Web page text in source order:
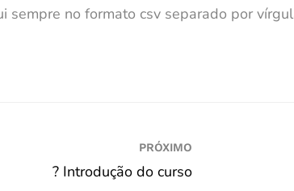
sempre no formato csv separado por
PRÓXIMO
? Introdução do curso